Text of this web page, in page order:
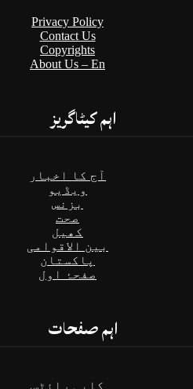
Privacy Policy
Contact Us
Copyrights
About Us – En
اہم کیٹاگریز
آج کا اخبار
ویڈیو
بزنس
صحت
کھیل
بین الاقوامی
پاکستان
صفحۂ اول
اہم صفحات
کاپی رائٹس